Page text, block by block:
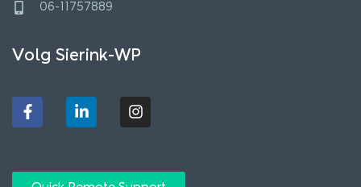
06-11757889
Volg Sierink-WP
F
a
c
o
L
i
n
d
I
n
s
g